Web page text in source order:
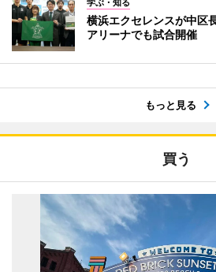
学ぶ・知る
横浜エクセレンスが中
アリーナでも試合開催
もっと見る
買う